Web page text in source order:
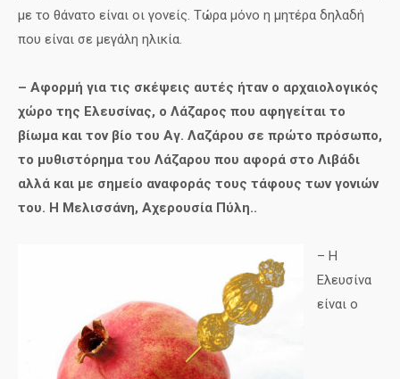
με το θάνατο είναι οι γονείς. Τώρα μόνο η μητέρα δηλαδή
που είναι σε μεγάλη ηλικία.
– Αφορμή για τις σκέψεις αυτές ήταν ο αρχαιολογικός
χώρο της Ελευσίνας, ο Λάζαρος που αφηγείται το
βίωμα και τον βίο του Αγ. Λαζάρου σε πρώτο πρόσωπο,
το μυθιστόρημα του Λάζαρου που αφορά στο Λιβάδι
αλλά και με σημείο αναφοράς τους τάφους των γονιών
του. Η Μελισσάνη, Αχερουσία Πύλη..
– Η
Ελευσίνα
είναι ο